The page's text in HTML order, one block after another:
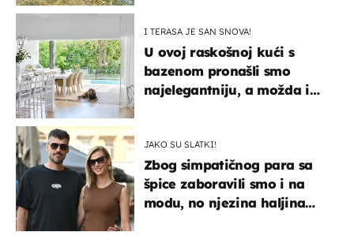
I TERASA JE SAN SNOVA!
U ovoj raskošnoj kući s
bazenom pronašli smo
najelegantniju, a možda i
JAKO SU SLATKI!
Zbog simpatičnog para sa
špice zaboravili smo i na
modu, no njezina haljina